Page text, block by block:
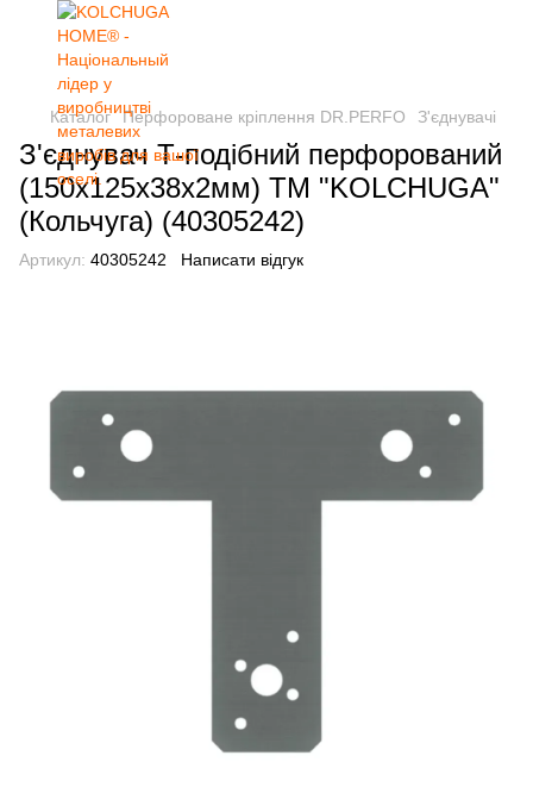
Каталог Перфороване кріплення DR.PERFO З'єднувачі
З'єднувач Т-подібний перфорований
(150х125х38х2мм) ТМ "KOLCHUGA"
(Кольчуга) (40305242)
Артикул: 40305242 Написати відгук